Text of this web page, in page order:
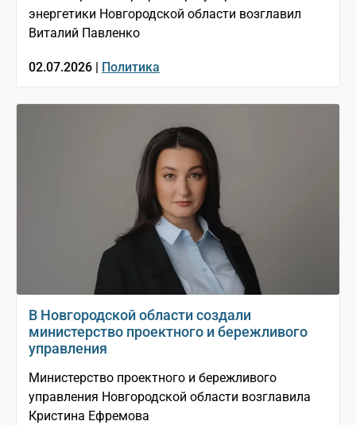
энергетики Новгородской области возглавил
Виталий Павленко
02.07.2026 | Политика
В Новгородской области создали
министерство проектного и бережливого
управления
Министерство проектного и бережливого
управления Новгородской области возглавила
Кристина Ефремова